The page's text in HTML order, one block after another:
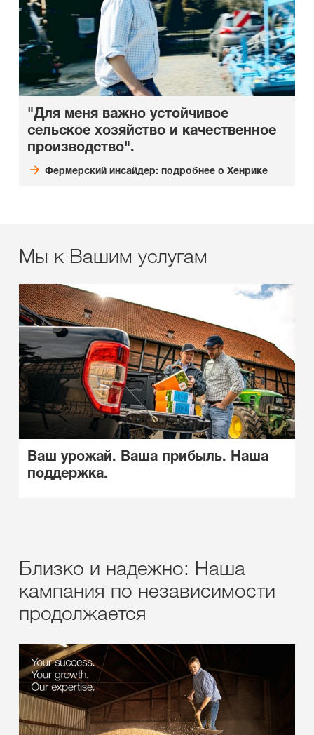
"Для меня важно устойчивое
сельское хозяйство и качественное
производство".
Фермерский инсайдер: подробнее о Хенрике
Мы к Вашим услугам
Ваш урожай. Ваша прибыль. Наша
поддержка.
Близко и надежно: Наша
кампания по независимости
продолжается